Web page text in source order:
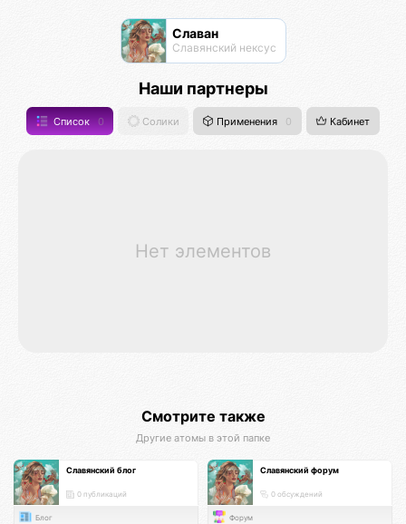
Славан
Славянский нексус
Наши партнеры
Список 0 Солики Применения 0 Кабинет
Нет элементов
Смотрите также
Другие атомы в этой папке
Славянский блог
0 публикаций
Блог
Славянский форум
0 обсуждений
Форум